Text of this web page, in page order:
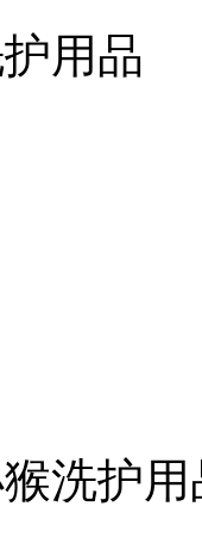
用品
洗护